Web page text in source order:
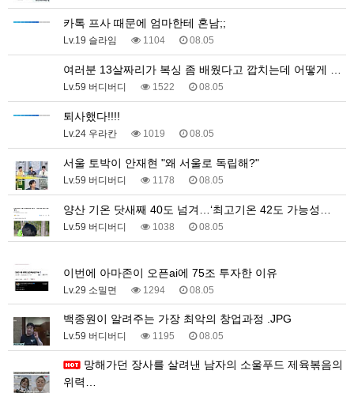
카톡 프사 때문에 엄마한테 혼남;;
Lv.19 슬라임 1104 08.05
여러분 13살짜리가 복싱 좀 배웠다고 깝치는데 어떻게 …
Lv.59 버디버디 1522 08.05
퇴사했다!!!!
Lv.24 우라칸 1019 08.05
서울 토박이 안재현 "왜 서울로 독립해?"
Lv.59 버디버디 1178 08.05
양산 기온 닷새째 40도 넘겨…‘최고기온 42도 가능성…
Lv.59 버디버디 1038 08.05
이번에 아마존이 오픈ai에 75조 투자한 이유
Lv.29 소밀면 1294 08.05
백종원이 알려주는 가장 최악의 창업과정 .JPG
Lv.59 버디버디 1195 08.05
위력…